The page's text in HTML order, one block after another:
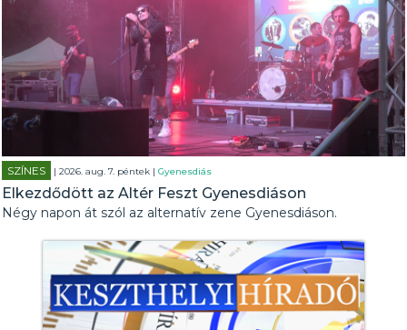
SZÍNES | 2026. aug. 7. péntek |Gyenesdiás
Elkezdődött az Altér Feszt Gyenesdiáson
Négy napon át szól az alternatív zene Gyenesdiáson.